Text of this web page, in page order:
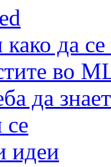
да
во
да
се
идеи